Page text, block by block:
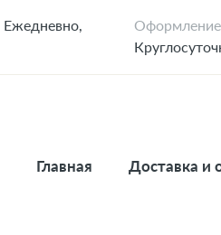
Ежедневно,
Оформление
Главная Доставка и